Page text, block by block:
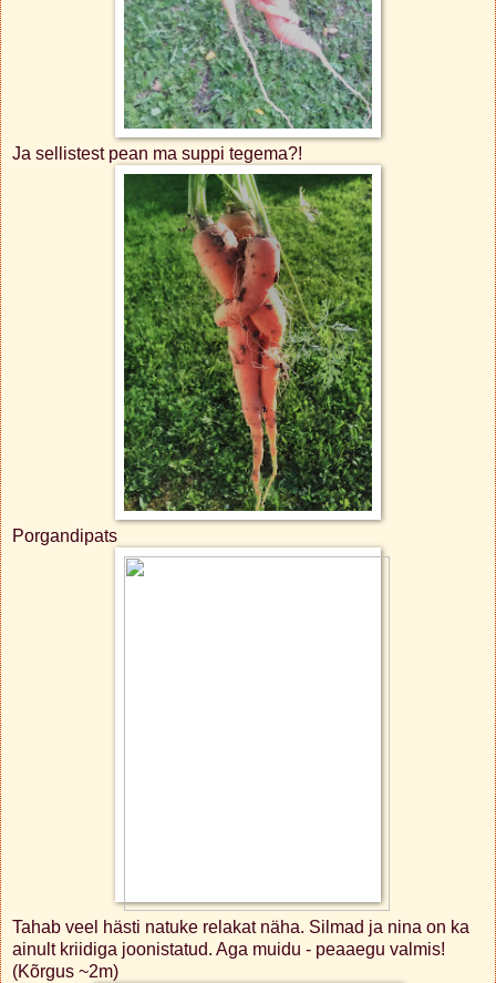
Ja sellistest pean ma suppi tegema?!
Porgandipats
Tahab veel hästi natuke relakat näha. Silmad ja nina on ka
ainult kriidiga joonistatud. Aga muidu - peaaegu valmis!
(Kõrgus ~2m)